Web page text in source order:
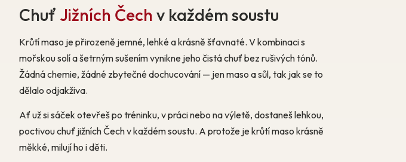
Chuť Jižních Čech v každém soustu
Krůtí maso je přirozeně jemné, lehké a krásně šťavnaté. V kombinaci s
mořskou solí a šetrným sušením vynikne jeho čistá chuť bez rušivých tónů.
Žádná chemie, žádné zbytečné dochucování — jen maso a sůl, tak jak se to
dělalo odjakživa.
Ať už si sáček otevřeš po tréninku, v práci nebo na výletě, dostaneš lehkou,
poctivou chuť jižních Čech v každém soustu. A protože je krůtí maso krásně
měkké, milují ho i děti.